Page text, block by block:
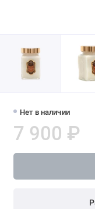
Нет в наличии
7 900 ₽